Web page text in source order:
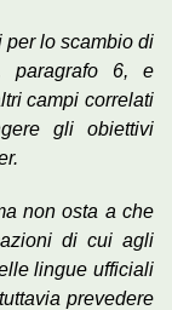
per lo scambio di
paragrafo 6, e
campi correlati
gli obiettivi
non osta a che
di cui agli
lingue ufficiali
prevedere